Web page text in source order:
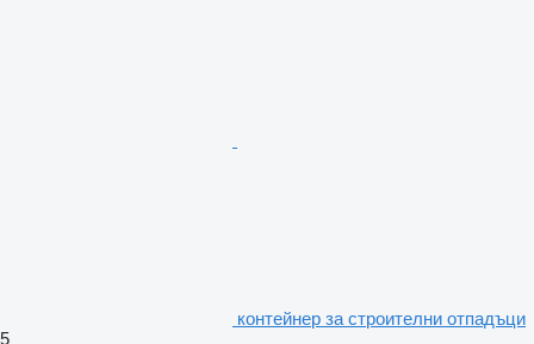
контейнер за строителни отпадъци
5